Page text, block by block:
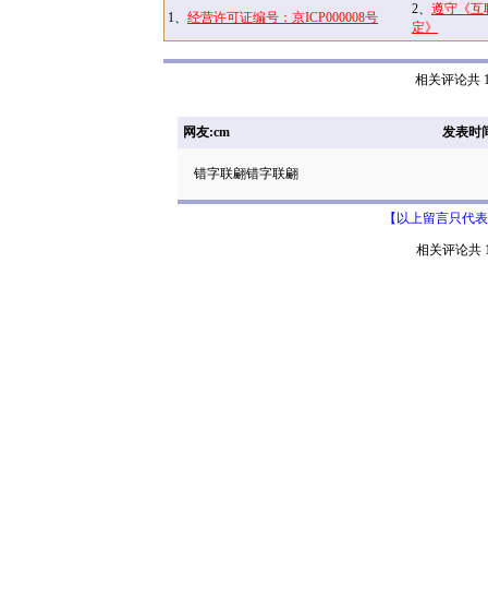
1、 经营许可证编号：京ICP000008号
2、 遵守《互
定》
相关评论共
网友:cm 发表时
错字联翩错字联翩
【以上留言只代
相关评论共